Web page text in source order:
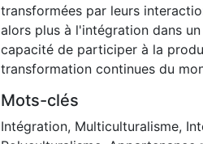
transformées par leurs
alors plus à l'intégration dans
capacité de participer à la
transformation continues du
Mots-clés
Intégration, Multiculturalisme,